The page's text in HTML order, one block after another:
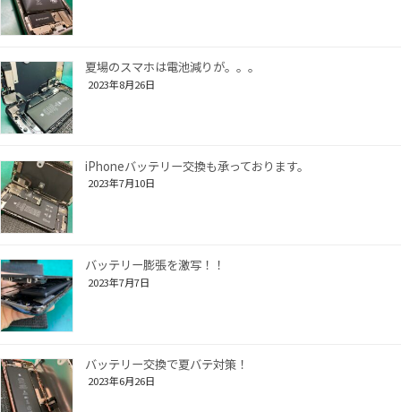
夏場のスマホは電池減りが。。。
2023年8月26日
iPhoneバッテリー交換も承っております。
2023年7月10日
バッテリー膨張を激写！！
2023年7月7日
バッテリー交換で夏バテ対策！
2023年6月26日